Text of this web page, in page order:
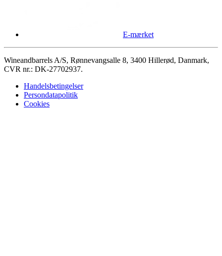
E-mærket
Wineandbarrels A/S, Rønnevangsalle 8, 3400 Hillerød, Danmark,
CVR nr.: DK-27702937.
Handelsbetingelser
Persondatapolitik
Cookies